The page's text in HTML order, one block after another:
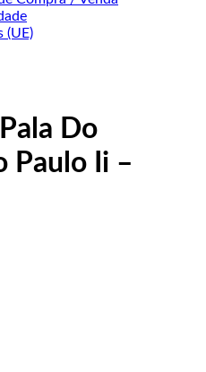
(UE)
Do
Paulo Ii –